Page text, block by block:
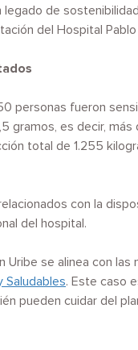
de
del Hospital
personas fueron
gramos, es decir, más
total de 1.255
con la
del hospital.
Uribe se alinea con
Saludables. Este caso
pueden cuidar del